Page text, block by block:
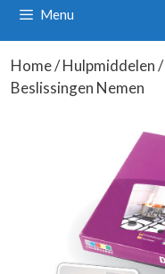
Menu
Home/Hulpmiddelen/
Beslissingen Nemen